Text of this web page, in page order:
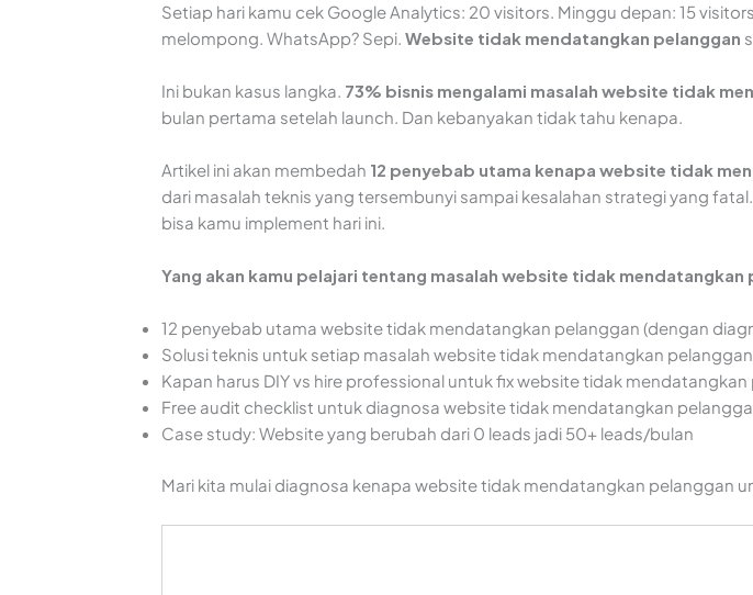
Setiap hari kamu cek Google Analytics: 20 visitors. Minggu depan: 15
melompong. WhatsApp? Sepi.Website tidak mendatangkan pelanggan
Ini bukan kasus langka. 73% bisnis mengalami masalah website tidak
bulan pertama setelah launch. Dan kebanyakan tidak tahu kenapa.
Artikel ini akan membedah 12 penyebab utama kenapa website tidak
dari masalah teknis yang tersembunyi sampai kesalahan strategi yang
bisa kamu implement hari ini.
Yang akan kamu pelajari tentang masalah website tidak mendatangkan
12 penyebab utama website tidak mendatangkan pelanggan (dengan
Solusi teknis untuk setiap masalah website tidak mendatangkan pelanggan
Kapan harus DIY vs hire professional untuk fix website tidak
Free audit checklist untuk diagnosa website tidak mendatangkan
Case study: Website yang berubah dari 0 leads jadi 50+ leads/bulan
Mari kita mulai diagnosa kenapa website tidak mendatangkan pelanggan